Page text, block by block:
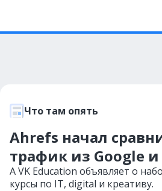
Что там опять
Ahrefs начал
трафик из Google и
А VK Education объявляет о
курсы по IT, digital и креативу.